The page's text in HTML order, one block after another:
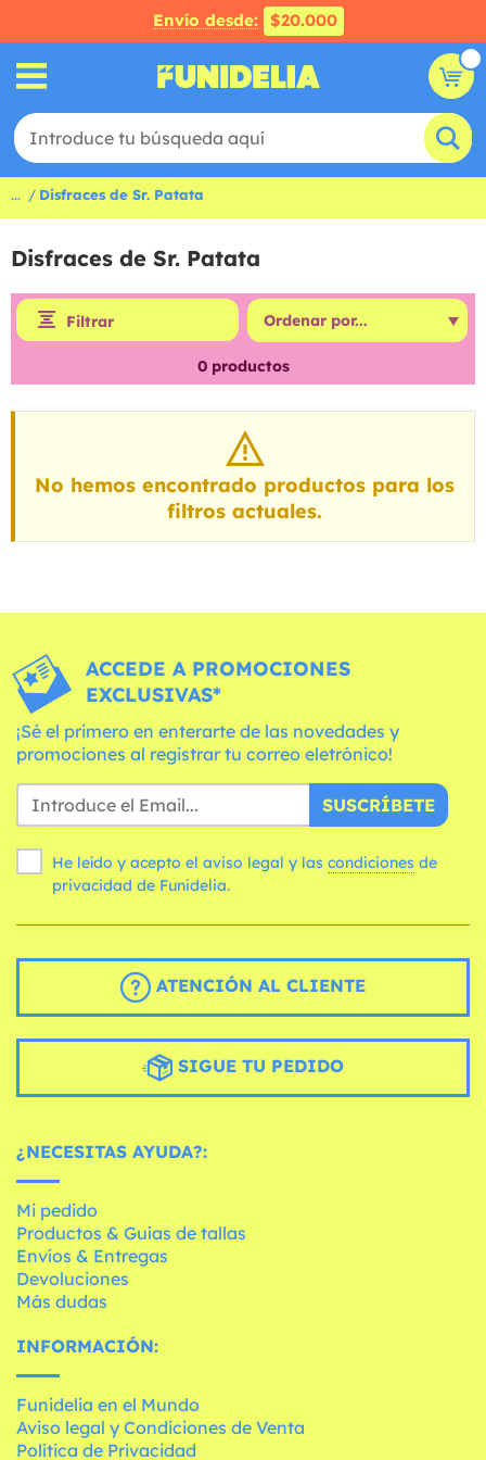
Envío desde: $20.000
... Disfraces de Sr. Patata
Disfraces de Sr. Patata
Filtrar
0productos
No hemos encontrado productos para los
filtros actuales.
ACCEDE A PROMOCIONES
EXCLUSIVAS*
¡Sé el primero en enterarte de las novedades y
promociones al registrar tu correo eletrónico!
SUSCRÍBETE
He leído y acepto el aviso legal y las condiciones
privacidad de Funidelia.
ATENCIÓN AL CLIENTE
SIGUE TU PEDIDO
¿NECESITAS AYUDA?:
Mi pedido
Productos & Guías de tallas
Envíos & Entregas
Devoluciones
Más dudas
INFORMACIÓN:
Funidelia en el Mundo
Aviso legal y Condiciones de Venta
Política de Privacidad